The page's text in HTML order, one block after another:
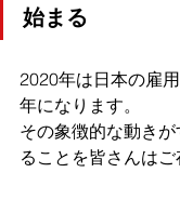
始まる
2020年は日本の雇
年になります。
その象徴的な動き
ることを皆さんは